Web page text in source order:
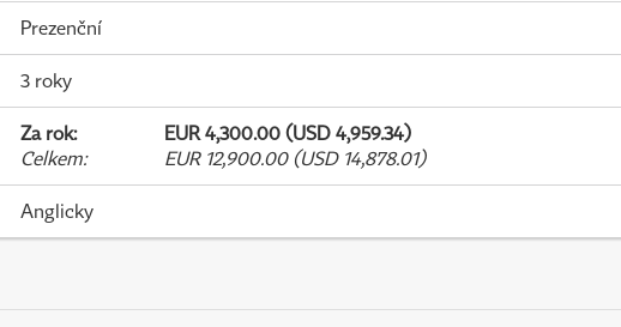
Prezenční
3 roky
Za rok:
EUR 4,300.00 (USD 4,959.34)
Celkem: EUR 12,900.00 (USD 14,878.01)
Anglicky